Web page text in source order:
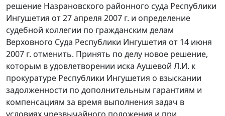
решение Назрановского районного суда Республики
Ингушетия от 27 апреля 2007 г. и определение
судебной коллегии по гражданским делам
Верховного Суда Республики Ингушетия от 14 июня
2007 г. отменить. Принять по делу новое решение,
которым в удовлетворении иска Аушевой Л.И. к
прокуратуре Республики Ингушетия о взыскании
задолженности по дополнительным гарантиям и
компенсациям за время выполнения задач в